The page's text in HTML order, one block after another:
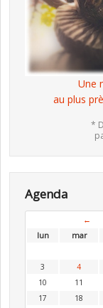
Une
au plus
*
Agenda
←
lun
mar
3
4
10
11
17
18